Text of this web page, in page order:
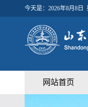
今天是： 2026年8月8日
网站首页